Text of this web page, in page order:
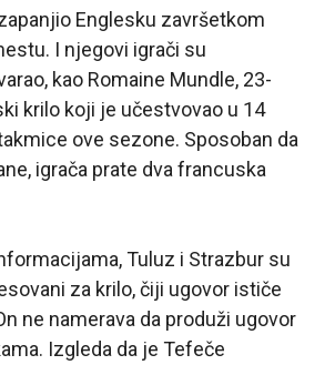
Englesku završetkom
I njegovi igrači su
kao Romaine Mundle, 23-
krilo koji je učestvovao u 14
ove sezone. Sposoban da
igrača prate dva francuska
Tuluz i Strazbur su
za krilo, čiji ugovor ističe
ne namerava da produži ugovor
Izgleda da je Tefeče